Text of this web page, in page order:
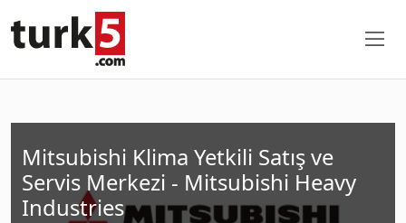
Mitsubishi Klima Yetkili Satış ve
Servis Merkezi - Mitsubishi Heavy
Industries